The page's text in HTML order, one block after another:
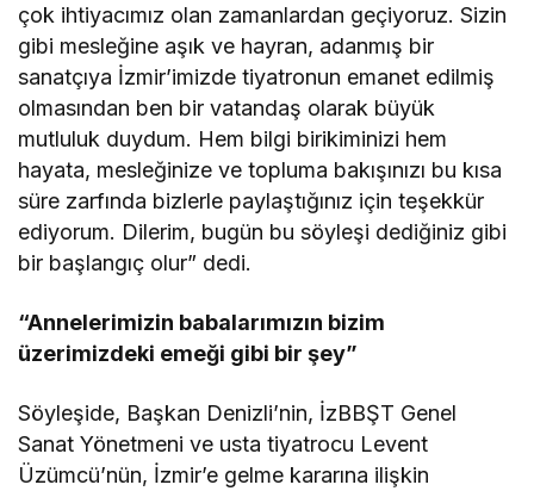
çok ihtiyacımız olan zamanlardan geçiyoruz. Sizin
gibi mesleğine aşık ve hayran, adanmış bir
sanatçıya İzmir’imizde tiyatronun emanet edilmiş
olmasından ben bir vatandaş olarak büyük
mutluluk duydum. Hem bilgi birikiminizi hem
hayata, mesleğinize ve topluma bakışınızı bu kısa
süre zarfında bizlerle paylaştığınız için teşekkür
ediyorum. Dilerim, bugün bu söyleşi dediğiniz gibi
bir başlangıç olur” dedi.
“Annelerimizin babalarımızın bizim
üzerimizdeki emeği gibi bir şey”
Söyleşide, Başkan Denizli’nin, İzBBŞT Genel
Sanat Yönetmeni ve usta tiyatrocu Levent
Üzümcü’nün, İzmir’e gelme kararına ilişkin